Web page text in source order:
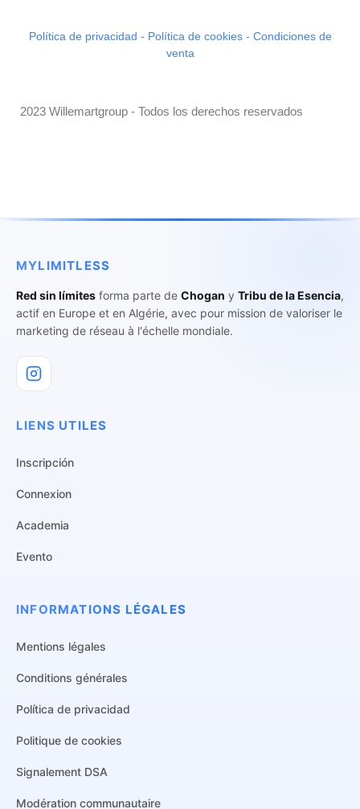
Política de privacidad - Política de cookies - Condiciones de
venta
2023 Willemartgroup - Todos los derechos reservados
MYLIMITLESS
Red sin límites forma parte de Chogan y Tribu de la Esencia,
actif en Europe et en Algérie, avec pour mission de valoriser le
marketing de réseau à l'échelle mondiale.
LIENS UTILES
Inscripción
Connexion
Academia
Evento
INFORMATIONS LÉGALES
Mentions légales
Conditions générales
Política de privacidad
Politique de cookies
Signalement DSA
Modération communautaire